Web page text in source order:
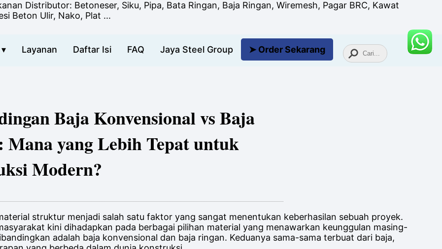
Distributor: Betoneser, Siku, Pipa, Bata Ringan, Baja Ringan, Wiremesh, Pagar BRC, Kawat
Beton Ulir, Nako, Plat ...
Layanan Daftar Isi FAQ Jaya Steel Group ➤ OrderSekarang
Baja Konvensional vs Baja
Mana yang Lebih Tepat untuk
Modern?
struktur menjadi salah satu faktor yang sangat menentukan keberhasilan sebuah proyek.
kini dihadapkan pada berbagai pilihan material yang menawarkan keunggulan masing-
adalah baja konvensional dan baja ringan. Keduanya sama-sama terbuat dari baja,